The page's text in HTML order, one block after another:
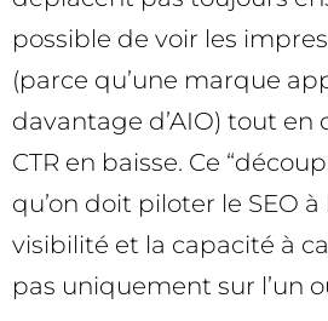
possible de voir les
(parce qu’une marque
davantage d’AIO) tout en
CTR en baisse. Ce
qu’on doit piloter le SEO à
visibilité et la capacité à
pas uniquement sur l’un